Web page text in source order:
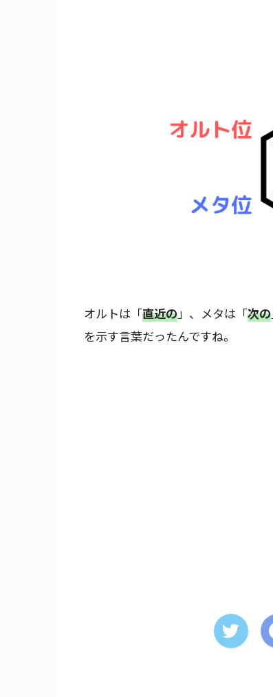
オルトは「直近の」、メタは「次の
を示す言葉だったんですね。